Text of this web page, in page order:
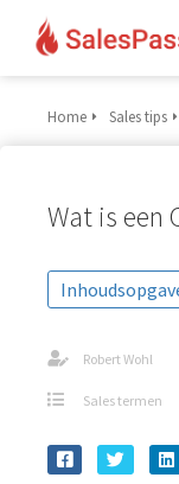
Home Sales tips
Wat is een
Robert Wohl
Sales termen